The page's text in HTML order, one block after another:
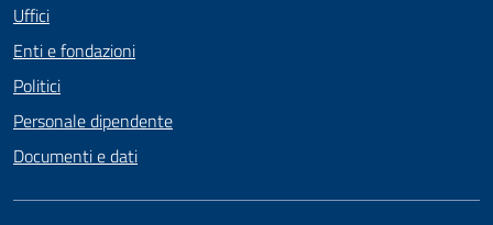
Uffici
Enti e fondazioni
Politici
Personale dipendente
Documenti e dati